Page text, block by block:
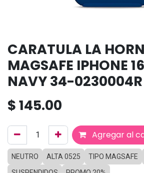
CARATULA LA
MAGSAFE IPHONE
NAVY 34-0230004R
$145.00
Agregar al
NEUTRO ALTA 0525 TIPO MAGSAFE